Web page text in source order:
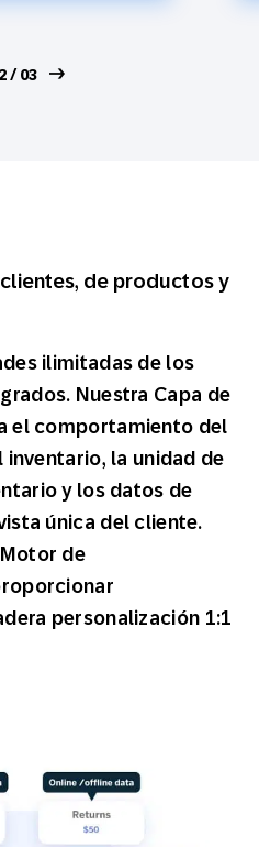
/ 03
de productos y
ilimitadas de los
Nuestra Capa de
el comportamiento del
la unidad de
y los datos de
única del cliente.
de
personalización 1:1